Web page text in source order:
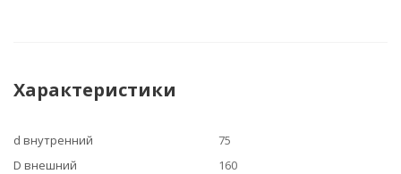
Характеристики
d внутренний
75
D внешний
160